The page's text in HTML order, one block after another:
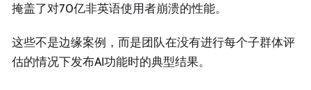
掩盖了对70亿非英语使用者崩溃的性能。
这些不是边缘案例，而是团队在没有进行每个子群体评
估的情况下发布AI功能时的典型结果。